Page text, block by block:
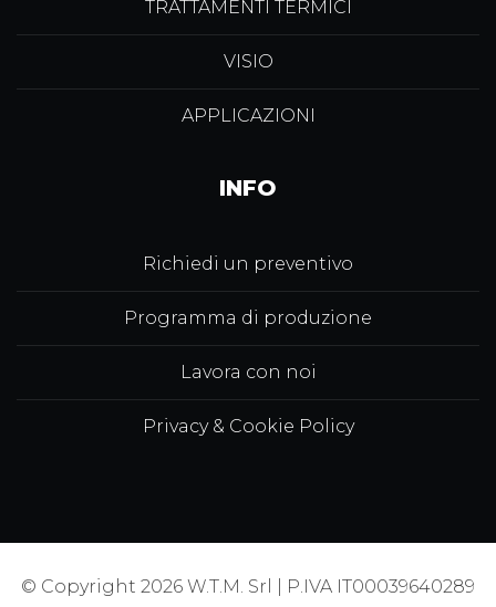
TRATTAMENTI TERMICI
VISIO
APPLICAZIONI
INFO
Richiedi un preventivo
Programma di produzione
Lavora con noi
Privacy & Cookie Policy
© Copyright 2026 W.T.M. Srl | P.IVA IT00039640289